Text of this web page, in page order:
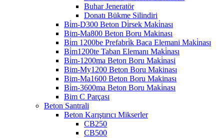
Buhar Jeneratör
Donatı Bükme Silindiri
Bi̇m-D300 Beton Di̇rsek Maki̇nası
Bim-Ma800 Beton Boru Makinası
Bi̇m 1200be Prefabri̇k Baca Elemani Maki̇nası
Bi̇m1200te Taban Elemanı Maki̇nası
Bi̇m-1200ma Beton Boru Maki̇nasi
Bim-My1200 Beton Boru Makinası
Bim-Ma1600 Beton Boru Makinası
Bi̇m-3600ma Beton Boru Maki̇nası
Bim C Parçası
Beton Santrali
Beton Karıştırıcı Mikserler
CB250
CB500